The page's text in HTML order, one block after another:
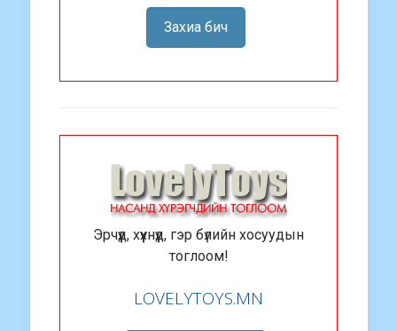
Захиа бич
Эрчүүд, хүүхнүүд, гэр бүлийн хосуудын
тоглоом!
LOVELYTOYS.MN